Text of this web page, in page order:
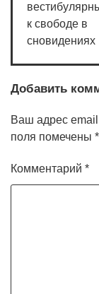
записям
к свободе в
сновидениях
Добавить
Ваш адрес email
поля помечены *
Комментарий *